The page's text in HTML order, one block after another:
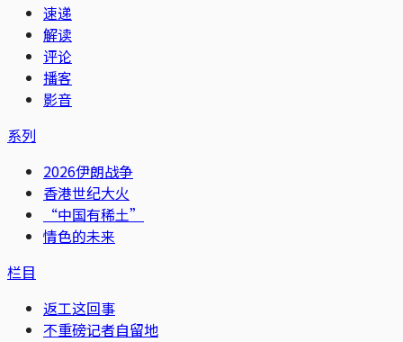
速递
解读
评论
播客
影音
系列
2026伊朗战争
香港世纪大火
“中国有稀土”
情色的未来
栏目
返工这回事
不重磅记者自留地